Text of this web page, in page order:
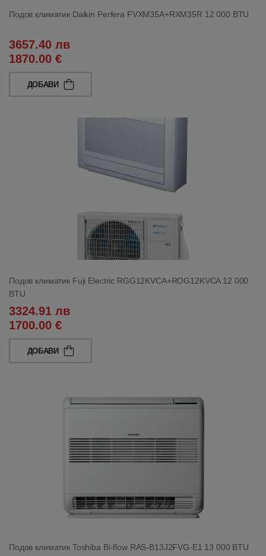
Подов климатик Daikin Perfera FVXM35A+RXM35R 12 000 BTU
3657.40 лв
1870.00 €
ДОБАВИ
Подов климатик Fuji Electric RGG12KVCA+ROG12KVCA 12 000
BTU
3324.91 лв
1700.00 €
ДОБАВИ
Подов климатик Toshiba Bi-flow RAS-B13J2FVG-E1 13 000 BTU